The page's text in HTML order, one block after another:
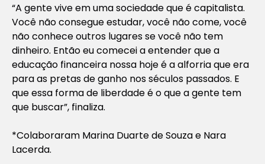
“A gente vive em uma sociedade que é capitalista.
Você não consegue estudar, você não come, você
não conhece outros lugares se você não tem
dinheiro. Então eu comecei a entender que a
educação financeira nossa hoje é a alforria que era
para as pretas de ganho nos séculos passados. E
que essa forma de liberdade é o que a gente tem
que buscar”, finaliza.
*Colaboraram Marina Duarte de Souza e Nara
Lacerda.